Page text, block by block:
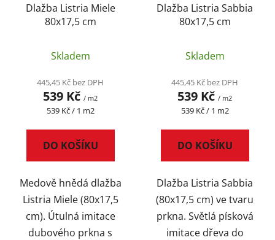
Dlažba Listria Miele
80x17,5 cm
Skladem
445,45 Kč bez DPH
539 Kč / m2
Měrná
539 Kč / 1 m2
DO KOŠÍKU
Medově hnědá dlažba
Listria Miele (80x17,5
cm). Útulná imitace
dubového prkna s
Dlažba Listria Sabbia
80x17,5 cm
Skladem
445,45 Kč bez DPH
539 Kč / m2
Měrná
539 Kč / 1 m2
DO KOŠÍKU
Dlažba Listria Sabbia
(80x17,5 cm) ve tvaru
prkna. Světlá písková
imitace dřeva do